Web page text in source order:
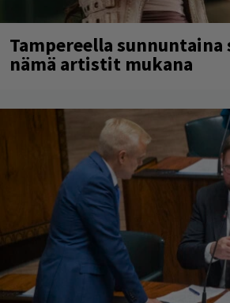
Tampereella sunnuntaina
nämä artistit mukana